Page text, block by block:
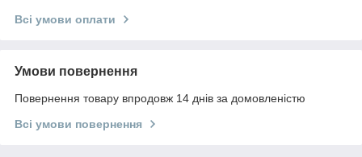
Всі умови оплати
Умови повернення
Повернення товару впродовж 14 днів за домовленістю
Всі умови повернення